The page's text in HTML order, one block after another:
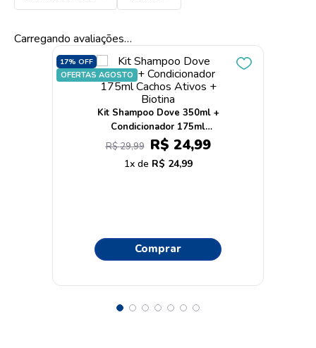
Carregando avaliações…
17% OFF
OFERTAS AGOSTO
Kit Shampoo Dove 350ml +
Condicionador 175ml
Cachos Ativos + Biotina
R$29,99 R$ 24,99
1 R$ 24,99
Comprar